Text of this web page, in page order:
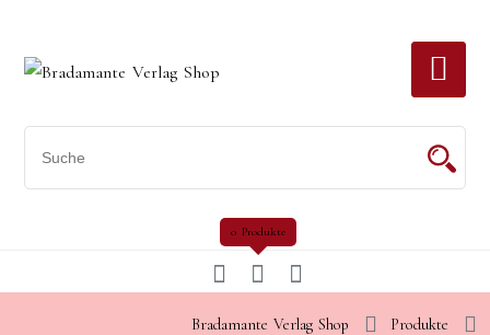
content
0 Produkte
Bradamante Verlag Shop
Produkte